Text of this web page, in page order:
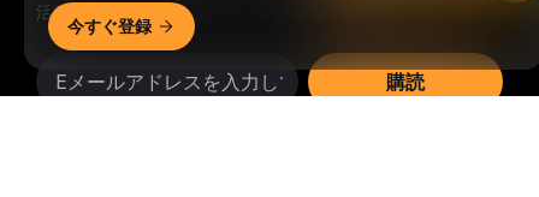
活動はすべての人に適しているとは限りません。
購読
今すぐ登録